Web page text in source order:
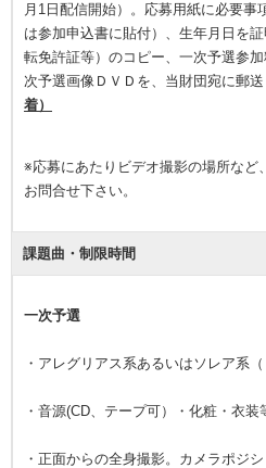
月1日配信開始）。応募用紙に必要事
は参加申込書に貼付）、生年月日を
転免許証等）のコピー、一次予選参
次予選画像ＤＶＤを、当財団宛に郵送
着）
※応募にあたりビデオ撮影の場所など
お問合せ下さい。
課題曲・制限時間
一次予選
・アレグリアス系あるいはソレア系
・音源(CD、テープ可）・化粧・衣装
・正面からの全身撮影。カメラポジ